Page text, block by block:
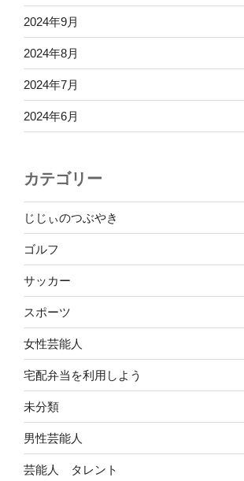
2024年9月
2024年8月
2024年7月
2024年6月
カテゴリー
じじぃのつぶやき
ゴルフ
サッカー
スポーツ
女性芸能人
宅配弁当を利用しよう
未分類
男性芸能人
芸能人 タレント